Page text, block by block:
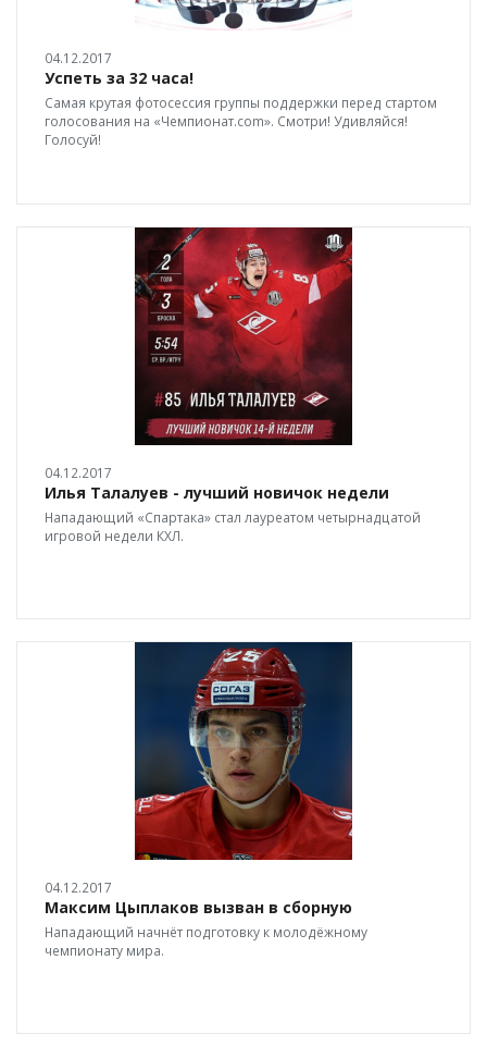
04.12.2017
Успеть за 32 часа!
Самая крутая фотосессия группы поддержки перед стартом
голосования на «Чемпионат.com». Смотри! Удивляйся!
Голосуй!
04.12.2017
Илья Талалуев - лучший новичок недели
Нападающий «Спартака» стал лауреатом четырнадцатой
игровой недели КХЛ.
04.12.2017
Максим Цыплаков вызван в сборную
Нападающий начнёт подготовку к молодёжному
чемпионату мира.